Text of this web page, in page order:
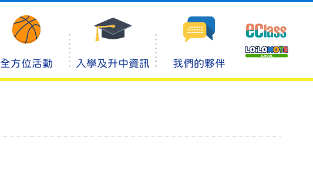
全方位活動 入學及升中資訊 我們的夥伴